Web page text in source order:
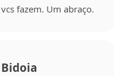
fazem. Um abraço.